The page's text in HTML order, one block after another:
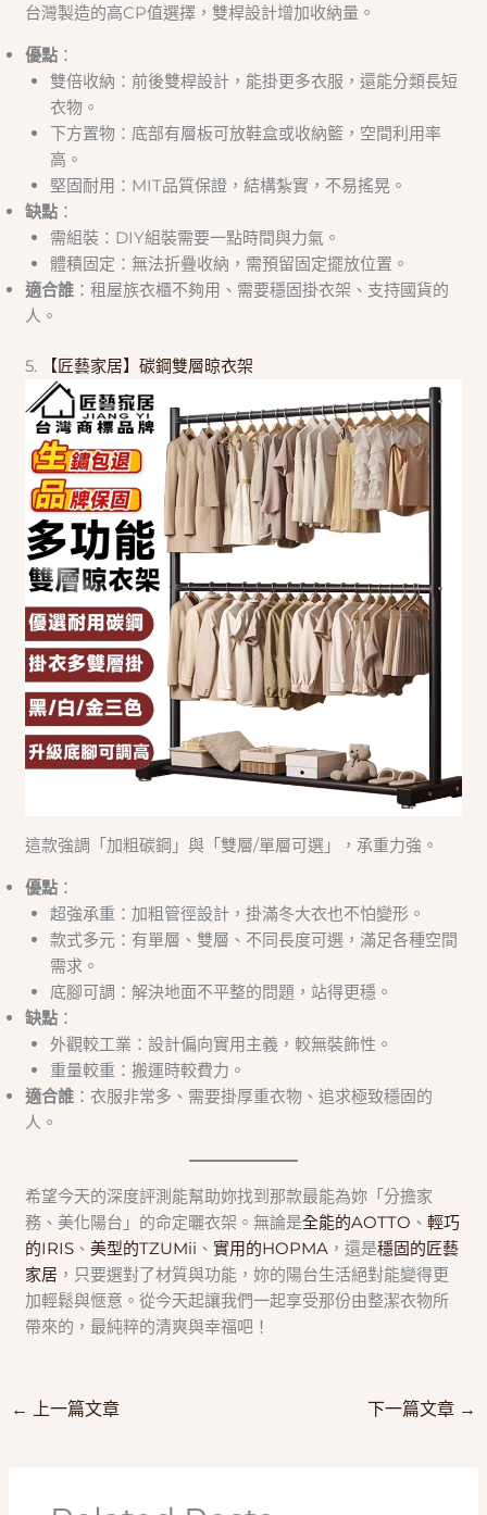
台灣製造的高CP值選擇，雙桿設計增加收納量。
優點 ：
雙倍收納：前後雙桿設計，能掛更多衣服，還能分類長短
衣物。
下方置物：底部有層板可放鞋盒或收納籃，空間利用率
高。
堅固耐用：MIT品質保證，結構紮實，不易搖晃。
缺點 ：
需組裝：DIY組裝需要一點時間與力氣。
體積固定：無法折疊收納，需預留固定擺放位置。
適合誰 ：租屋族衣櫃不夠用、需要穩固掛衣架、支持國貨的
人。
5. 【匠藝家居】碳鋼雙層晾衣架
這款強調「加粗碳鋼」與「雙層/單層可選」，承重力強。
優點 ：
超強承重：加粗管徑設計，掛滿冬大衣也不怕變形。
款式多元：有單層、雙層、不同長度可選，滿足各種空間
需求。
底腳可調：解決地面不平整的問題，站得更穩。
缺點 ：
外觀較工業：設計偏向實用主義，較無裝飾性。
重量較重：搬運時較費力。
適合誰 ：衣服非常多、需要掛厚重衣物、追求極致穩固的
人。
希望今天的深度評測能幫助妳找到那款最能為妳「分擔家
務、美化陽台」的命定曬衣架。無論是全能的AOTTO 、輕巧
的IRIS 、美型的TZUMii 、實用的HOPMA ，還是穩固的匠藝
家居 ，只要選對了材質與功能，妳的陽台生活絕對能變得更
加輕鬆與愜意。從今天起讓我們一起享受那份由整潔衣物所
帶來的，最純粹的清爽與幸福吧！
← 上一篇文章 下一篇文章 →